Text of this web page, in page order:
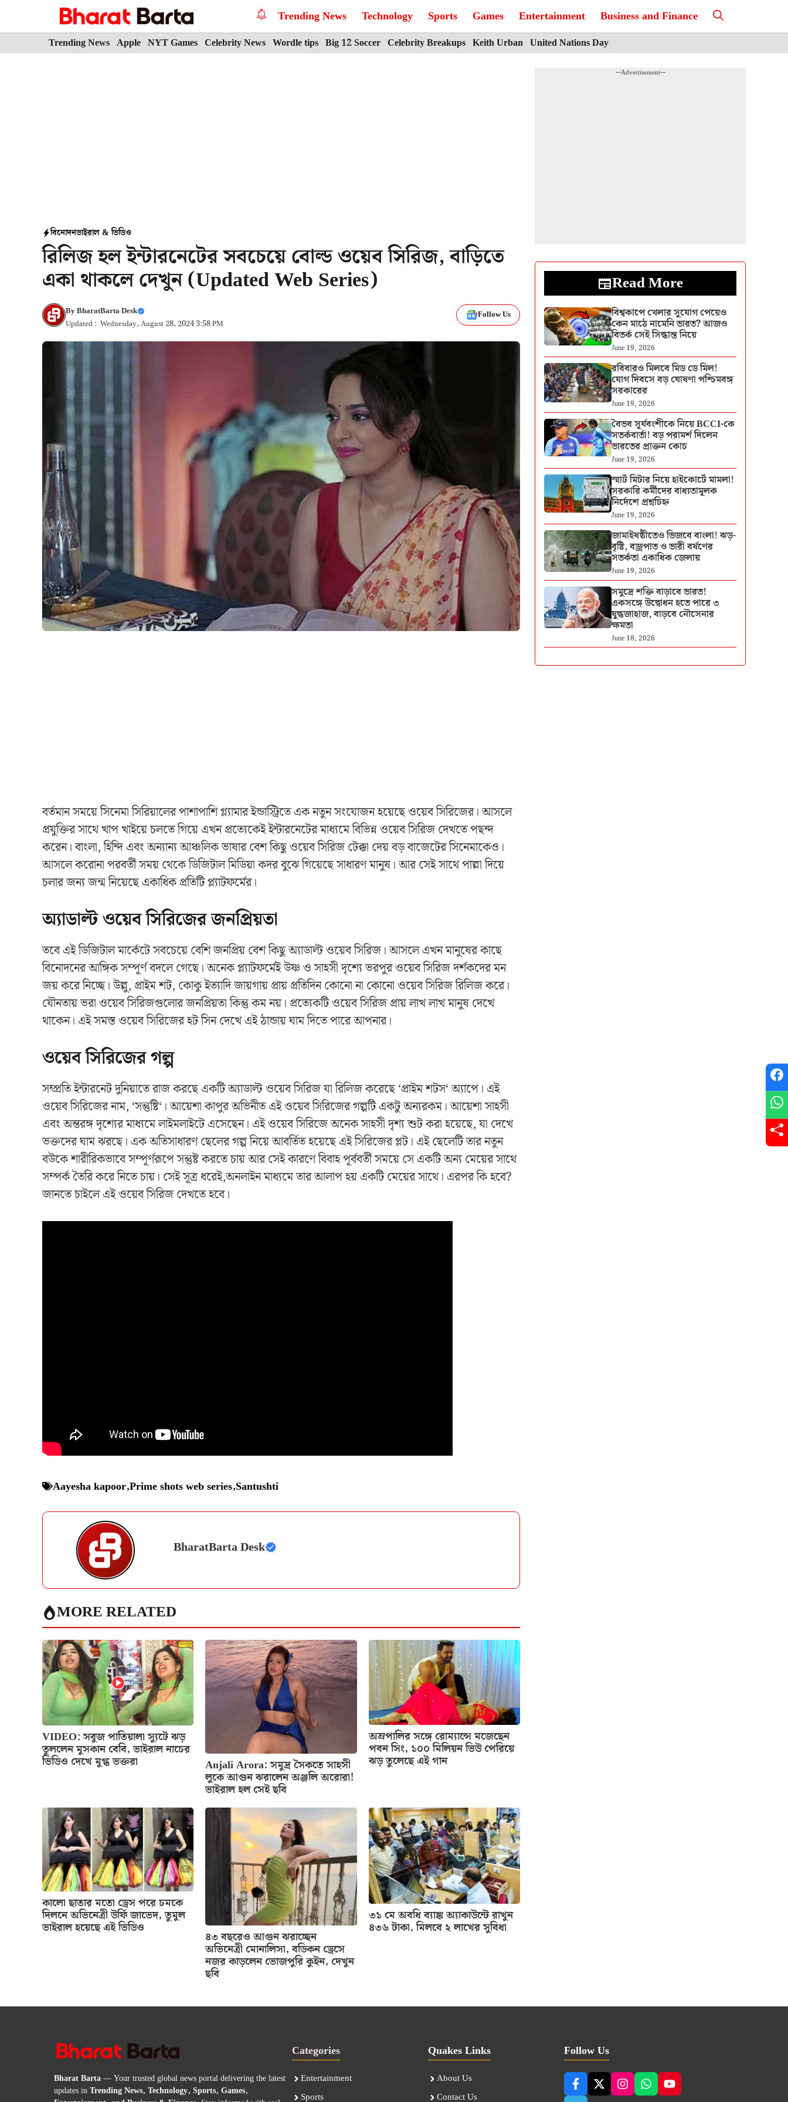
Trending News Technology Sports Games Entertainment Business and Finance
Trending News Apple NYT Games Celebrity News Wordle tips Big 12 Soccer Celebrity Breakups Keith Urban United Nations Day
বিনোদনভাইরাল & ভিডিও
রিলিজ হল ইন্টারনেটের সবচেয়ে বোল্ড ওয়েব সিরিজ, বাড়িতে
একা থাকলে দেখুন (Updated Web Series)
ByBharatBarta Desk
Updated : Wednesday, August 28, 2024 3:58 PM
Follow Us
বর্তমান সময়ে সিনেমা সিরিয়ালের পাশাপাশি গ্ল্যামার ইন্ডাস্ট্রিতে এক নতুন সংযোজন হয়েছে ওয়েব সিরিজের। আসলে
প্রযুক্তির সাথে খাপ খাইয়ে চলতে গিয়ে এখন প্রত্যেকেই ইন্টারনেটের মাধ্যমে বিভিন্ন ওয়েব সিরিজ দেখতে পছন্দ
করেন। বাংলা, হিন্দি এবং অন্যান্য আঞ্চলিক ভাষার বেশ কিছু ওয়েব সিরিজ টেক্কা দেয় বড় বাজেটের সিনেমাকেও।
আসলে করোনা পরবর্তী সময় থেকে ডিজিটাল মিডিয়া কদর বুঝে গিয়েছে সাধারণ মানুষ। আর সেই সাথে পাল্লা দিয়ে
চলার জন্য জন্ম নিয়েছে একাধিক প্রতিটি প্ল্যাটফর্মের।
অ্যাডাল্ট ওয়েব সিরিজের জনপ্রিয়তা
তবে এই ডিজিটাল মার্কেটে সবচেয়ে বেশি জনপ্রিয় বেশ কিছু অ্যাডাল্ট ওয়েব সিরিজ। আসলে এখন মানুষের কাছে
বিনোদনের আঙ্গিক সম্পূর্ণ বদলে গেছে। অনেক প্ল্যাটফর্মেই উষ্ণ ও সাহসী দৃশ্যে ভরপুর ওয়েব সিরিজ দর্শকদের মন
জয় করে নিচ্ছে। উল্লু, প্রাইম শট, কোকু ইত্যাদি জায়গায় প্রায় প্রতিদিন কোনো না কোনো ওয়েব সিরিজ রিলিজ করে।
যৌনতায় ভরা ওয়েব সিরিজগুলোর জনপ্রিয়তা কিন্তু কম নয়। প্রত্যেকটি ওয়েব সিরিজ প্রায় লাখ লাখ মানুষ দেখে
থাকেন। এই সমস্ত ওয়েব সিরিজের হট সিন দেখে এই ঠান্ডায় ঘাম দিতে পারে আপনার।
ওয়েব সিরিজের গল্প
সম্প্রতি ইন্টারনেট দুনিয়াতে রাজ করছে একটি অ্যাডাল্ট ওয়েব সিরিজ যা রিলিজ করেছে ‘প্রাইম শটস‘ অ্যাপে। এই
ওয়েব সিরিজের নাম, ‘সন্তুষ্টি‘। আয়েশা কাপুর অভিনীত এই ওয়েব সিরিজের গল্পটি একটু অন্যরকম। আয়েশা সাহসী
এবং অন্তরঙ্গ দৃশ্যের মাধ্যমে লাইমলাইটে এসেছেন। এই ওয়েব সিরিজে অনেক সাহসী দৃশ্য শুট করা হয়েছে, যা দেখে
ভক্তদের ঘাম ঝরছে। এক অতিসাধারণ ছেলের গল্প নিয়ে আবর্তিত হয়েছে এই সিরিজের প্লট। এই ছেলেটি তার নতুন
বউকে শারীরিকভাবে সম্পূর্ণরূপে সন্তুষ্ট করতে চায় আর সেই কারণে বিবাহ পূর্ববর্তী সময়ে সে একটি অন্য মেয়ের সাথে
সম্পর্ক তৈরি করে নিতে চায়। সেই সূত্র ধরেই,অনলাইন মাধ্যমে তার আলাপ হয় একটি মেয়ের সাথে। এরপর কি হবে?
জানতে চাইলে এই ওয়েব সিরিজ দেখতে হবে।
Aayesha kapoor,Prime shots web series,Santushti
BharatBarta Desk
MORE RELATED
VIDEO: সবুজ পাতিয়ালা স্যুটে ঝড়
তুললেন মুসকান বেবি, ভাইরাল নাচের
ভিডিও দেখে মুগ্ধ ভক্তরা Anjali Arora: সমুদ্র সৈকতে সাহসী
লুকে আগুন ঝরালেন অঞ্জলি অরোরা!
ভাইরাল হল সেই ছবি
অম্রপালির সঙ্গে রোম্যান্সে মজেছেন
পবন সিং, ১০০ মিলিয়ন ভিউ পেরিয়ে
ঝড় তুলেছে এই গান
কালো ছাতার মতো ড্রেস পরে চমকে
দিলনে অভিনেত্রী উর্ফি জাভেদ, তুমুল
ভাইরাল হয়েছে এই ভিডিও
৪৩ বছরেও আগুন ঝরাচ্ছেন
অভিনেত্রী মোনালিসা, বডিকন ড্রেসে
নজর কাড়লেন ভোজপুরি কুইন, দেখুন
ছবি
৩১ মে অবধি ব্যাঙ্ক অ্যাকাউন্টে রাখুন
৪৩৬ টাকা, মিলবে ২ লাখের সুবিধা
---Advertisement---
Read More
বিশ্বকাপে খেলার সুযোগ পেয়েও
কেন মাঠে নামেনি ভারত? আজও
বিতর্ক সেই সিদ্ধান্ত নিয়ে
June 19, 2026
রবিবারও মিলবে মিড ডে মিল!
যোগ দিবসে বড় ঘোষণা পশ্চিমবঙ্গ
সরকারের
June 19, 2026
বৈভব সূর্যবংশীকে নিয়ে BCCI-কে
সতর্কবার্তা! বড় পরামর্শ দিলেন
ভারতের প্রাক্তন কোচ
June 19, 2026
স্মার্ট মিটার নিয়ে হাইকোর্টে মামলা!
সরকারি কর্মীদের বাধ্যতামূলক
নির্দেশে প্রশ্নচিহ্ন
June 19, 2026
জামাইষষ্ঠীতেও ভিজবে বাংলা! ঝড়-
বৃষ্টি, বজ্রপাত ও ভারী বর্ষণের
সতর্কতা একাধিক জেলায়
June 19, 2026
সমুদ্রে শক্তি বাড়াবে ভারত!
একসঙ্গে উদ্বোধন হতে পারে ৩
যুদ্ধজাহাজ, বাড়বে নৌসেনার
ক্ষমতা
June 18, 2026
Bharat Barta— Your trusted global news portal delivering the latest
updates inTrending News, Technology, Sports, Games,
Categories
Entertainment
Sports
Quakes Links
About Us
Contact Us
Follow Us